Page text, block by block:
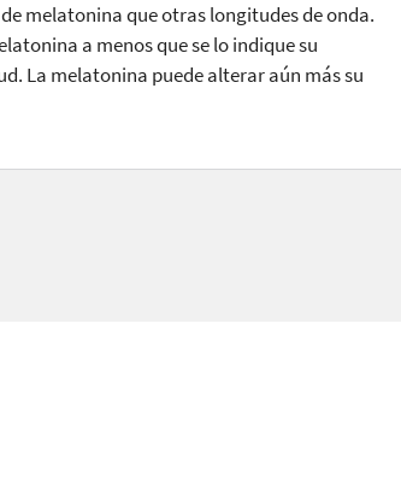
melatonina que otras longitudes de onda.
a menos que se lo indique su
La melatonina puede alterar aún más su